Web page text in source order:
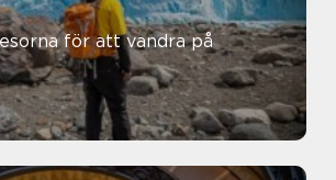
för att vandra på